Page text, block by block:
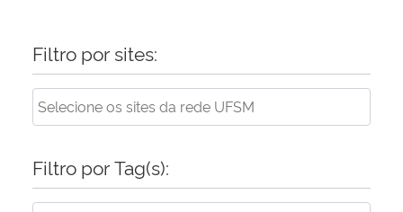
Filtro por sites:
Filtro por Tag(s):